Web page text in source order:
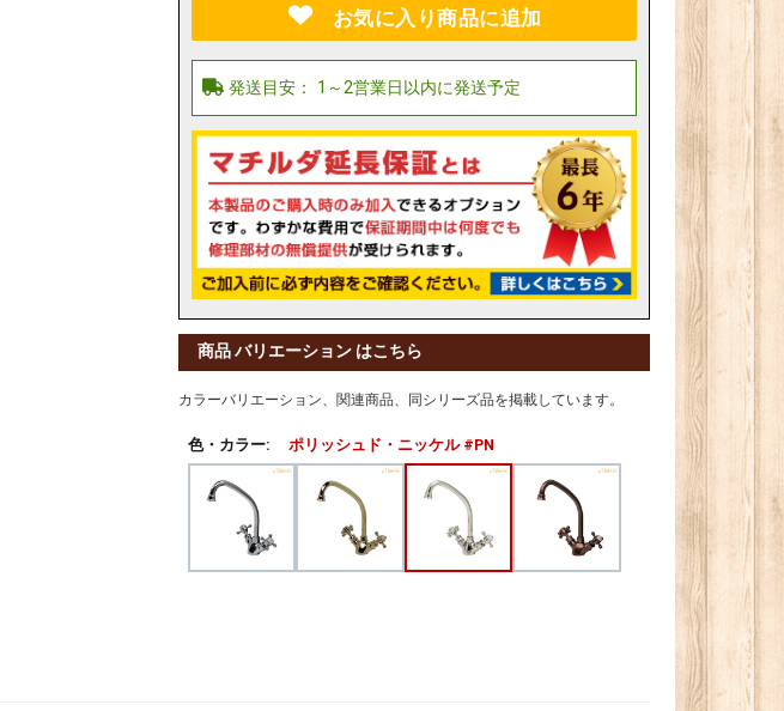
お気に入り商品に追加
商品 バリエーション はこちら
カラーバリエーション、関連商品、同シリーズ品を掲載しています。
色・カラー: ポリッシュド・ニッケル #PN